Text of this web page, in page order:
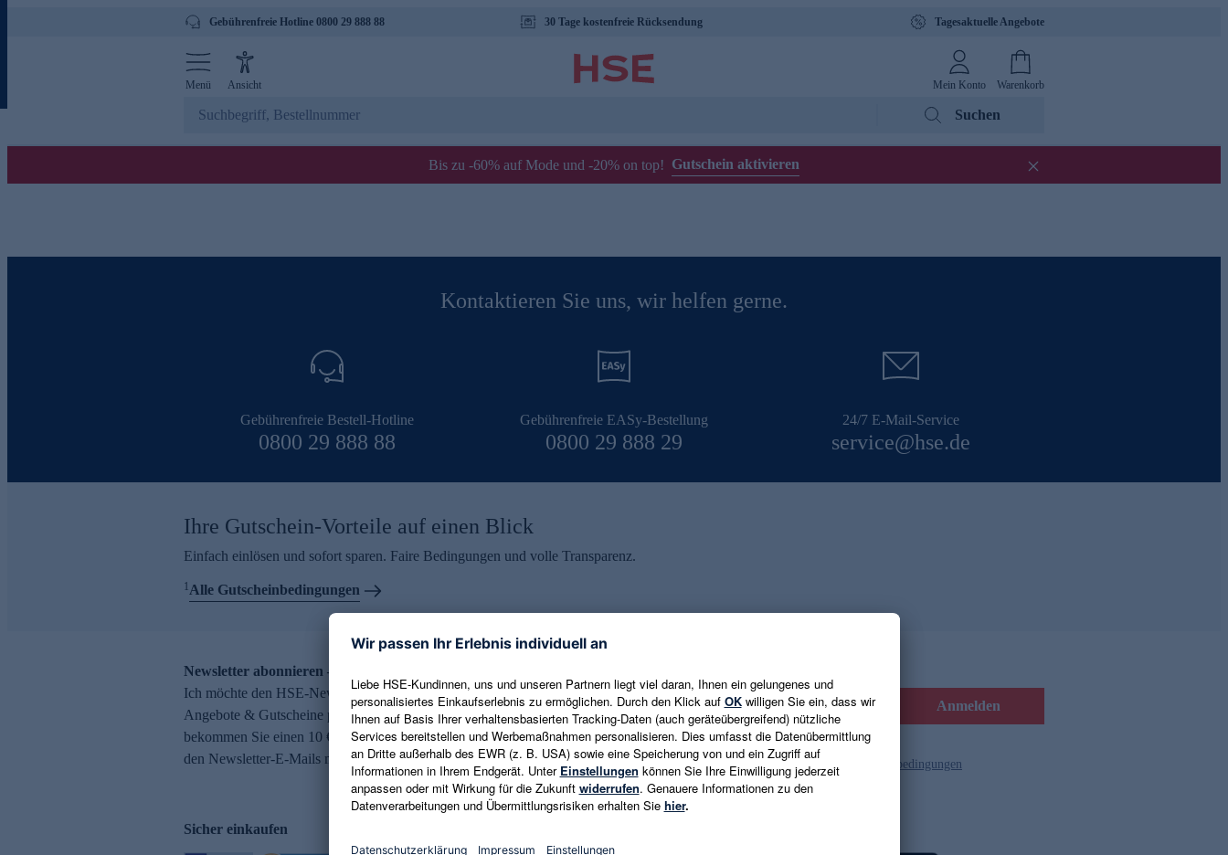
Gebührenfreie Hotline 0800 29 888 88 30 Tage kostenfreie Rücksendung Tagesaktuelle Angebote
Menü Ansicht Mein Konto Warenkorb
Suchen
Bis zu -60% auf Mode und -20% on top! Gutschein aktivieren
Kontaktieren Sie uns, wir helfen gerne.
Gebührenfreie Bestell-Hotline
0800 29 888 88
Gebührenfreie EASy-Bestellung
0800 29 888 29
24/7 E-Mail-Service
service@hse.de
Ihre Gutschein-Vorteile auf einen Blick
Einfach einlösen und sofort sparen. Faire Bedingungen und volle Transparenz.
1Alle Gutscheinbedingungen
Newsletter abonnieren – 10 € Gutschein erhalten
Ich möchte den HSE-Newsletter abonnieren und aktuelle Trends,
Angebote & Gutscheine per E-Mail erhalten. Als Dankeschön
bekommen Sie einen 10 € Gutschein. Eine Abmeldung ist jederzeit in
den Newsletter-E-Mails möglich.
E-Mail-Adresse eingeben Anmelden
Es gelten die Datenschutzrichtlinien und die Gutscheinbedingungen
Sicher einkaufen